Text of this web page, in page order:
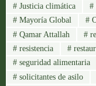
#Justicia climática #
#Mayoría Global #
#Qamar Attallah #
#resistencia #
#seguridad alimentaria
#solicitantes de asilo